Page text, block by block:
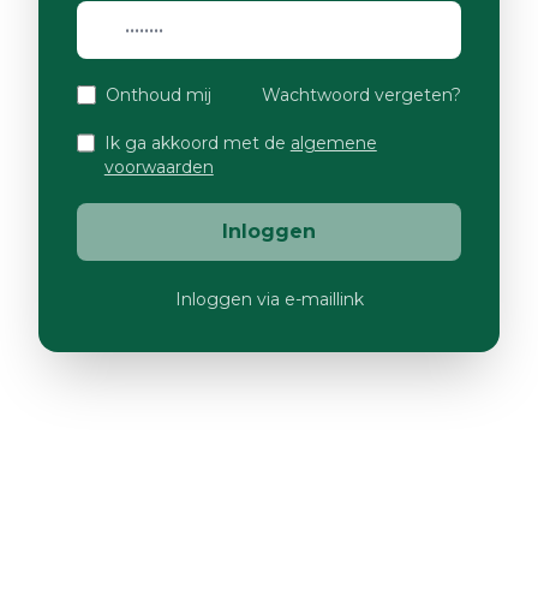
Onthoud mij Wachtwoord vergeten?
Ik ga akkoord met de algemene
voorwaarden
Inloggen
Inloggen via e-maillink